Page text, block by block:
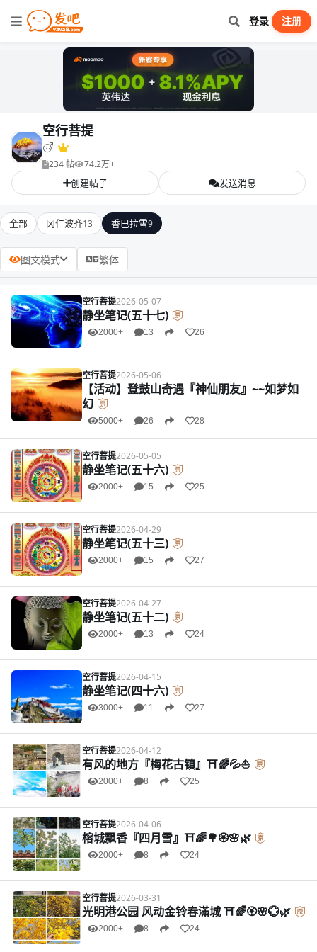
登录 注册
空行菩提
234 帖 74.2万+
创建帖子 发送消息
全部 冈仁波齐13 香巴拉雪9
图文模式 繁体
空行菩提2026-05-07
静坐笔记(五十七)
2000+ 13 26
空行菩提2026-05-06
【活动】登鼓山奇遇『神仙朋友』~~如梦如
幻
5000+ 26 28
空行菩提2026-05-05
静坐笔记(五十六)
2000+ 15 25
空行菩提2026-04-29
静坐笔记(五十三)
2000+ 15 27
空行菩提2026-04-27
静坐笔记(五十二)
2000+ 13 24
空行菩提2026-04-15
静坐笔记(四十六)
3000+ 11 27
空行菩提2026-04-12
有风的地方『梅花古镇』⛩️🌈💦⛵
2000+ 8 25
空行菩提2026-04-06
榕城飘香『四月雪』⛩️🌈🌳🏵️🌸🌿
2000+ 8 24
空行菩提2026-03-31
光明港公园 风动金铃春滿城 ⛩️🌈🏵️🌸💮🌿
2000+ 8 24